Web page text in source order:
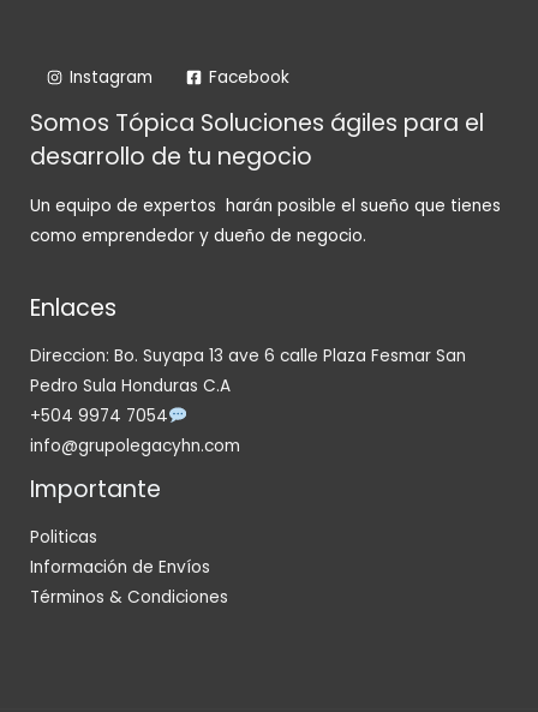
Instagram Facebook
Somos Tópica Soluciones ágiles para el
desarrollo de tu negocio
Un equipo de expertos harán posible el sueño que tienes
como emprendedor y dueño de negocio.
Enlaces
Direccion: Bo. Suyapa 13 ave 6 calle Plaza Fesmar San
Pedro Sula Honduras C.A
+504 9974 7054
info@grupolegacyhn.com
Importante
Politicas
Información de Envíos
Términos & Condiciones